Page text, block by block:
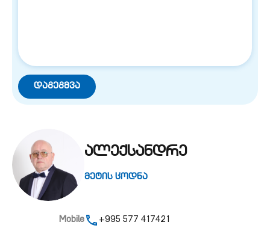
ალექსანდრე
მეტის ცოდნა
Mobile +995 577 417421